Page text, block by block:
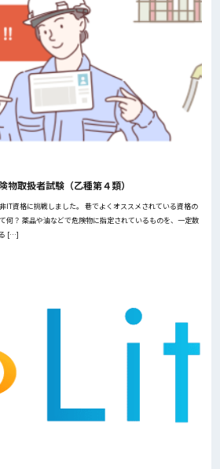
取扱者試験（乙種第４類）
IT資格に挑戦しました。 巷でよくオススメされている資格の
何？ 薬品や油などで危険物に指定されているものを、一定数
[…]